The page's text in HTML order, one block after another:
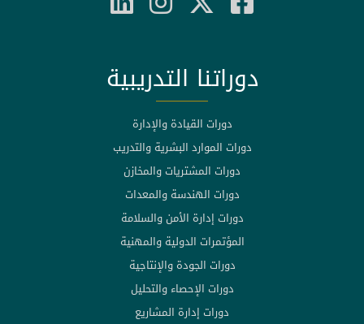
دوراتنا التدريبية
دورات القيادة والإدارة
دورات الموارد البشرية والتدريب
دورات المشتريات والمخازن
دورات الهندسة والمعدات
دورات إدارة الأمن والسلامة
المؤتمرات الدولية والمهنية
دورات الجودة والإنتاجية
دورات الإحصاء والتحليل
دورات إدارة المشاريع